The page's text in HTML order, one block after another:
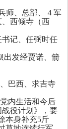
师、总部、 4 军
西倾寺（西
记、任弼时任
出发经贾诺、箭
巴西、求吉寺
内生活和今后
役计划》，要
本身补充5斤